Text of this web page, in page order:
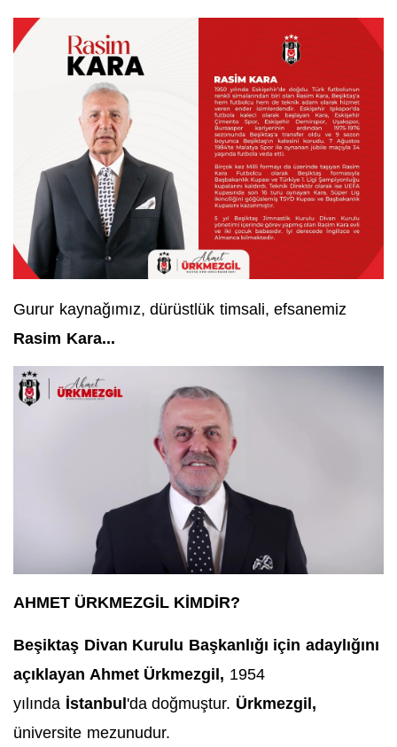
Gurur kaynağımız, dürüstlük timsali, efsanemiz
Rasim Kara...
AHMET ÜRKMEZGİL KİMDİR?
Beşiktaş Divan Kurulu Başkanlığı için adaylığını
açıklayan Ahmet Ürkmezgil, 1954
yılında İstanbul 'da doğmuştur. Ürkmezgil,
üniversite mezunudur.